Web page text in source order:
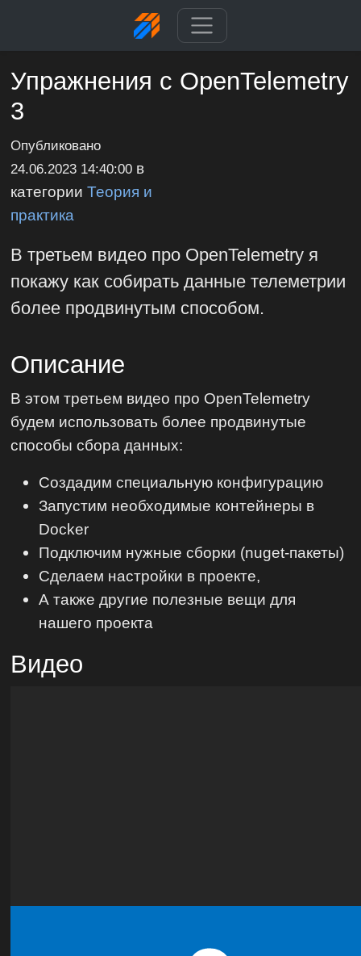
Упражнения с OpenTelemetry
3
Опубликовано
24.06.2023 14:40:00 в
категорииТеория и
практика
В третьем видео про OpenTelemetry я
покажу как собирать данные телеметрии
более продвинутым способом.
Описание
В этом третьем видео про OpenTelemetry
будем использовать более продвинутые
способы сбора данных:
Создадим специальную конфигурацию
Запустим необходимые контейнеры в
Docker
Подключим нужные сборки (nuget-пакеты)
Сделаем настройки в проекте,
А также другие полезные вещи для
нашего проекта
Видео